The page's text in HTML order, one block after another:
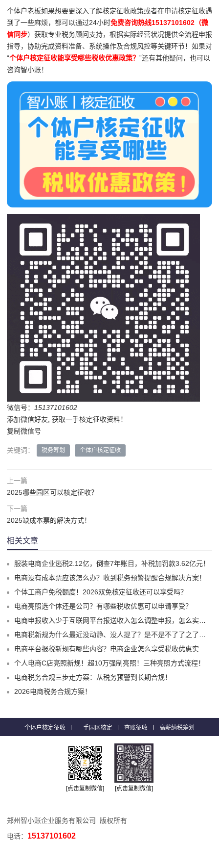
个体户老板如果想要更深入了解核定征收政策或者在申请核定征收遇
到了一些麻烦，都可以通过24小时免费咨询热线15137101602（微
信同步）获取专业税务顾问支持，根据实际经营状况提供全流程申报
指导，协助完成资料准备、系统操作及合规风控等关键环节！如果对
“个体户核定征收能享受哪些税收优惠政策？ ”还有其他疑问，也可以
咨询智小账！
微信号：
15137101602
添加微信好友, 获取一手核定征收资料！
复制微信号
关键词： 税务筹划 个体户核定征收
上一篇
2025哪些园区可以核定征收？
下一篇
2025缺成本票的解决方式！
相关文章
服装电商企业逃税2.12亿，倒查7年账目，补税加罚款3.62亿元！
电商没有成本票应该怎么办？收到税务预警提醒合规解决方案！
个体工商户免税额度！2026双免核定征收还可以享受吗？
电商亮照选个体还是公司？有哪些税收优惠可以申请享受？
电商申报收入少于互联网平台报送收入怎么调整申报，怎么实现合规申报享受税收优惠！
电商税新规为什么最近没动静、没人提了？是不是不了了之了嘛？
电商平台报税新规有哪些内容？电商企业怎么享受税收优惠实现税务合规？
个人电商C店亮照新规！超10万强制亮照！三种亮照方式流程！
电商税务合规三步走方案：从税务预警到长期合规！
2026电商税务合规方案！
个体户核定征收 一手园区核定 查账征收 高薪纳税筹划
[点击复制微信] [点击复制微信]
郑州智小账企业服务有限公司 版权所有
电话： 15137101602